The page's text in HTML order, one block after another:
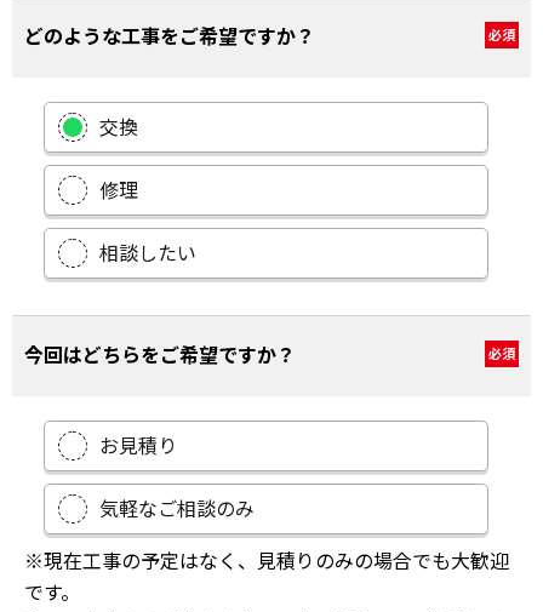
どのような工事をご希望ですか？ 必須
交換
修理
相談したい
今回はどちらをご希望ですか？ 必須
お見積り
気軽なご相談のみ
※現在工事の予定はなく、見積りのみの場合でも大歓迎
です。